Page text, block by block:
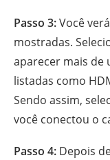
Passo 3:Você
mostradas.
aparecer mais de
listadas como
Sendo assim,
você conectou o
Passo 4: Depois